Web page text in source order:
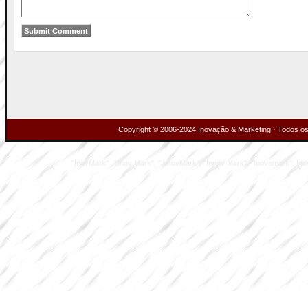
Copyright © 2006-2024 Inovação & Marketing · Todos